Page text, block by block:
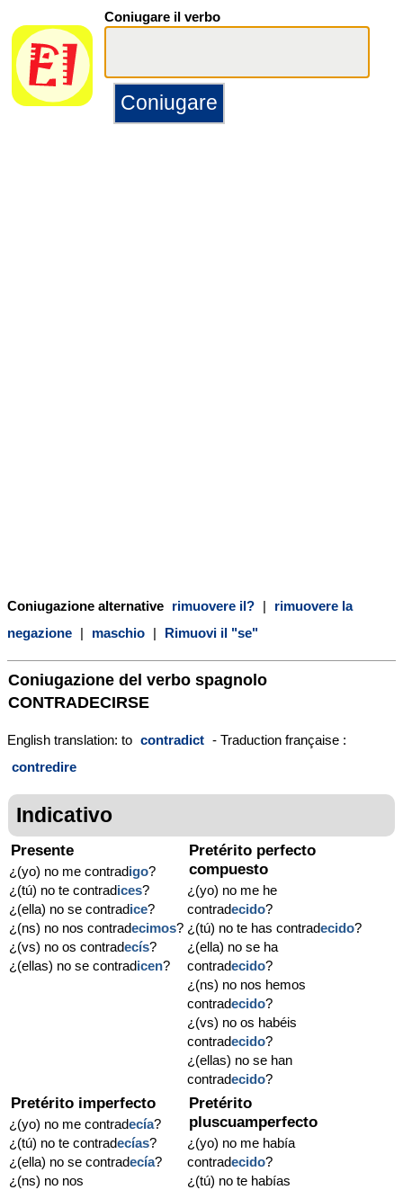
Coniugare il verbo
Coniugazione alternative rimuovere il? |
rimuovere la
negazione | maschio | Rimuovi il "se"
Coniugazione del verbo spagnolo
CONTRADECIRSE
English translation: to contradict - Traduction française :
contredire
Indicativo
Presente
¿(yo) no me contradigo?
¿(tú) no te contradices?
¿(ella) no se contradice?
¿(ns) no nos contradecimos?
¿(vs) no os contradecís?
¿(ellas) no se contradicen?
Pretérito perfecto
compuesto
¿(yo) no me he
contradecido?
¿(tú) no te has contradecido?
¿(ella) no se ha
contradecido?
¿(ns) no nos hemos
contradecido?
¿(vs) no os habéis
contradecido?
¿(ellas) no se han
contradecido?
Pretérito imperfecto
¿(yo) no me contradecía?
¿(tú) no te contradecías?
¿(ella) no se contradecía?
¿(ns) no nos
Pretérito
pluscuamperfecto
¿(yo) no me había
contradecido?
¿(tú) no te habías